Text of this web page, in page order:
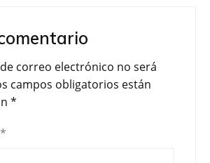
correo electrónico no será
campos obligatorios están
*
*